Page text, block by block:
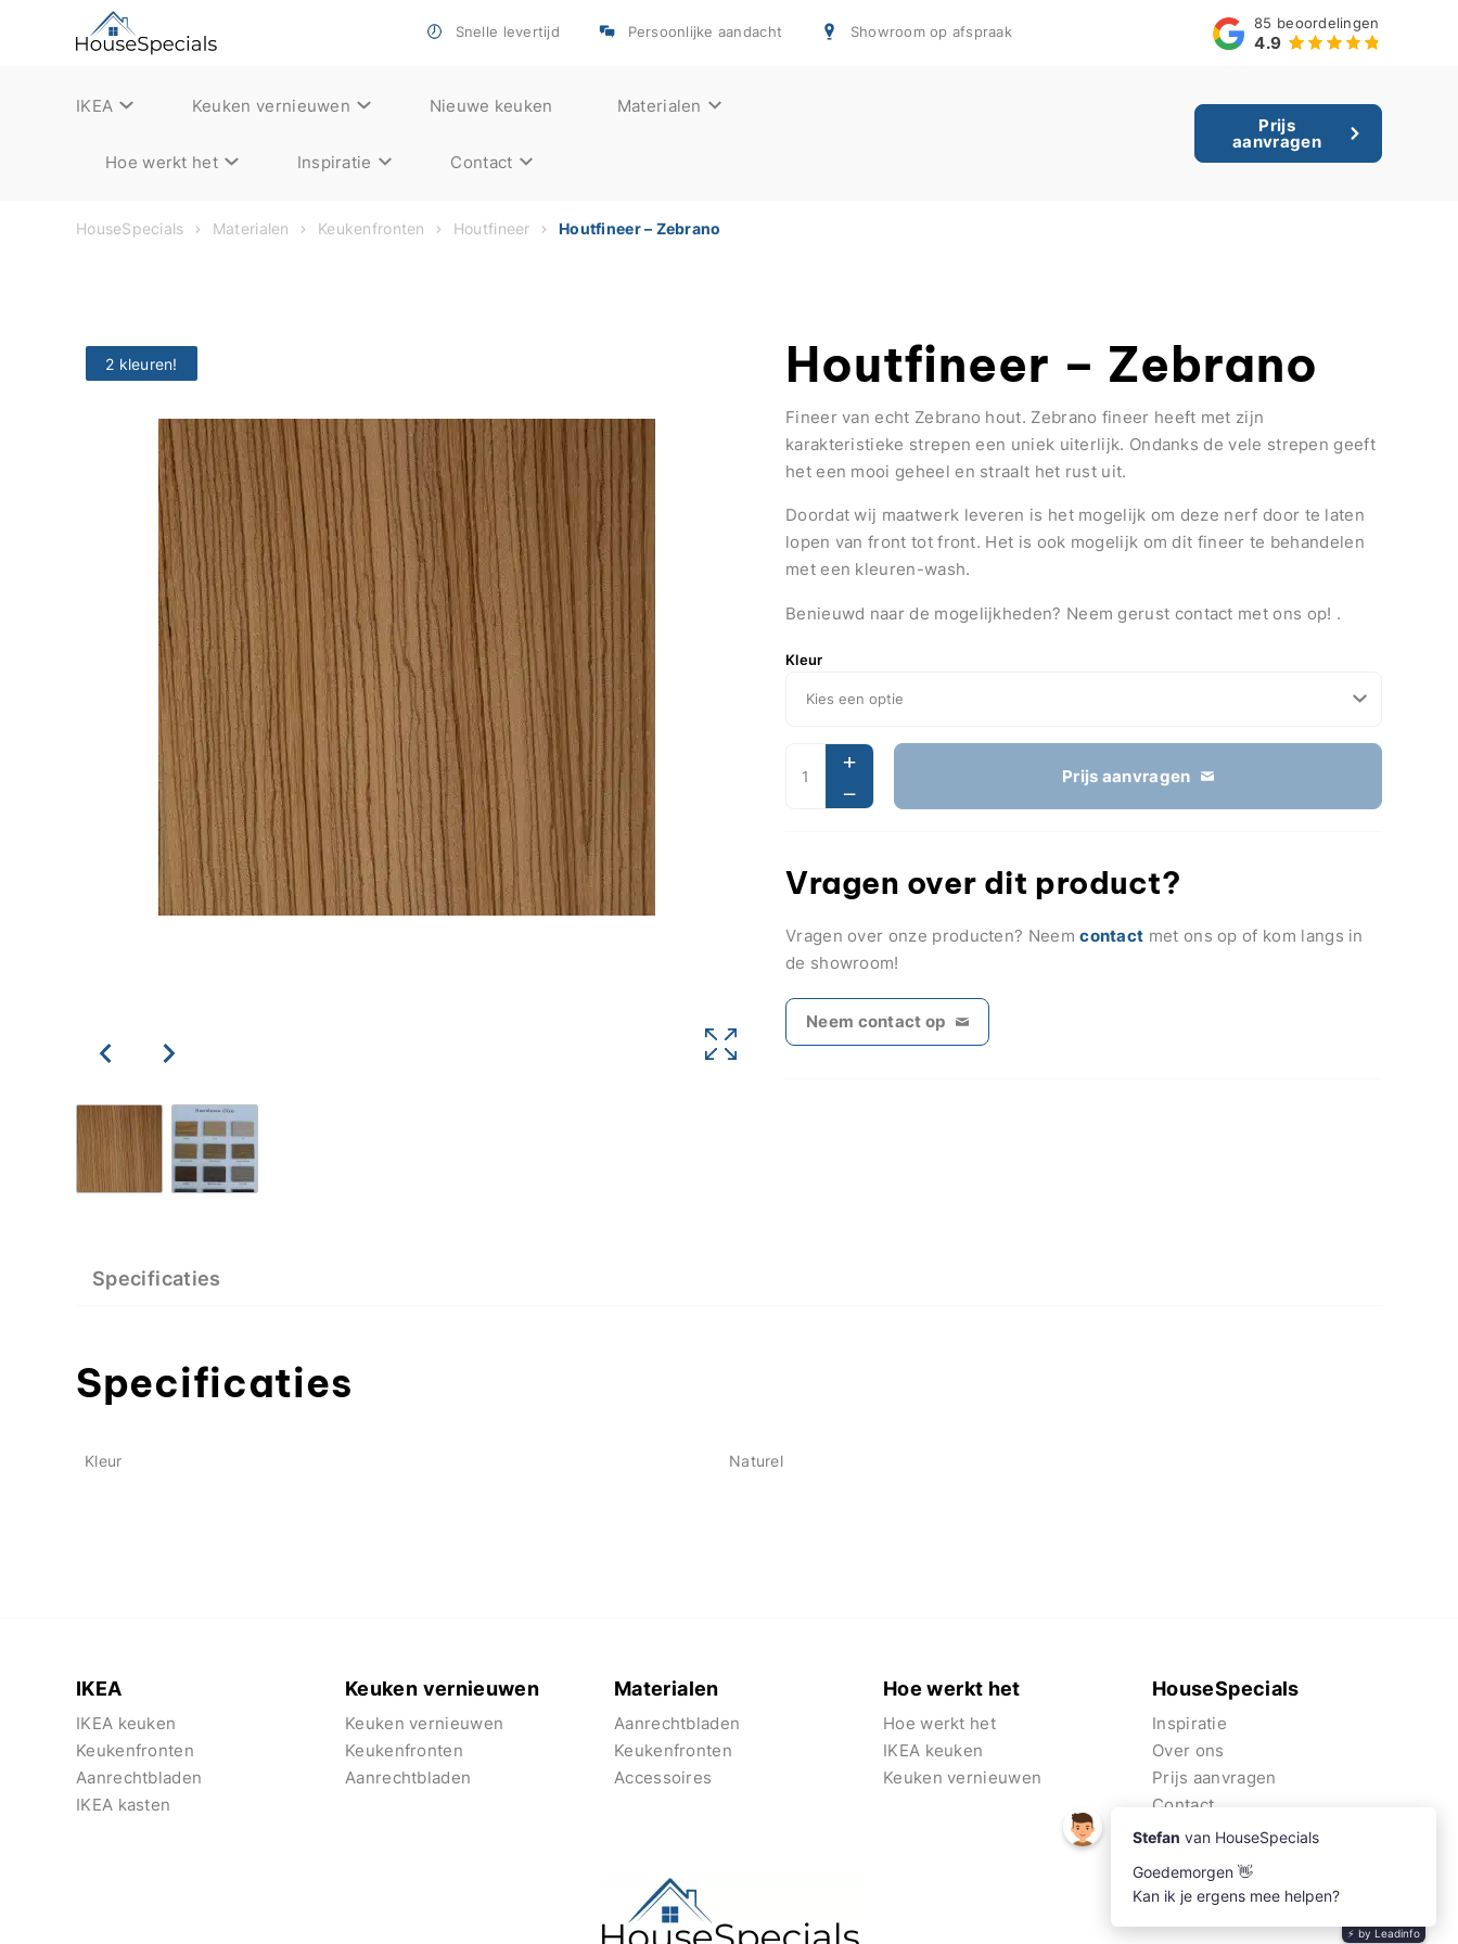
Snelle levertijd Persoonlijke aandacht Showroom op afspraak 85 beoordelingen
4.9
IKEA Keuken vernieuwen Nieuwe keuken Materialen
Hoe werkt het Inspiratie Contact
Prijs
aanvragen
HouseSpecials Materialen Keukenfronten Houtfineer Houtfineer – Zebrano
2 kleuren! Houtfineer – Zebrano
Fineer van echt Zebrano hout. Zebrano fineer heeft met zijn
karakteristieke strepen een uniek uiterlijk. Ondanks de vele strepen geeft
het een mooi geheel en straalt het rust uit.
Doordat wij maatwerk leveren is het mogelijk om deze nerf door te laten
lopen van front tot front. Het is ook mogelijk om dit fineer te behandelen
met een kleuren-wash.
Benieuwd naar de mogelijkheden? Neem gerust contact met ons op! .
Kleur
Prijs aanvragen
Vragen over dit product?
Vragen over onze producten? Neemcontact met ons op of kom langs in
de showroom!
Neem contact op
Specificaties
Specificaties
Kleur Naturel
IKEA
IKEA keuken
Keukenfronten
Aanrechtbladen
IKEA kasten
Keuken vernieuwen
Keuken vernieuwen
Keukenfronten
Aanrechtbladen
Materialen
Aanrechtbladen
Keukenfronten
Accessoires
Hoe werkt het
Hoe werkt het
IKEA keuken
Keuken vernieuwen
HouseSpecials
Inspiratie
Over ons
Prijs aanvragen
Contact
Algemene voorwaarden